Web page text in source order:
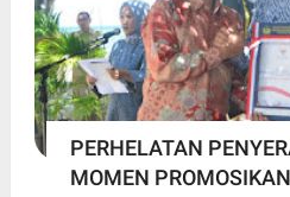
PERHELATAN
MOMEN